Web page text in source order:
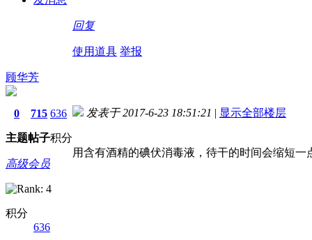
回复
使用道具 举报
顾华芳
0
主题
715
帖子
636
积分
高级会员
积分
636
发表于 2017-6-23 18:51:21 | 显示全部楼层
用含有酒精的碘伏消毒液，待干的时间会缩短一